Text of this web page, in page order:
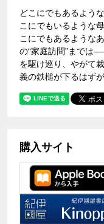
どこにでもあるよう
こにでもいるような
こにでもあるような
の“家庭訪問”までは
を駆け巡り、やがて
義の鉄槌が下るはず
購入サイト